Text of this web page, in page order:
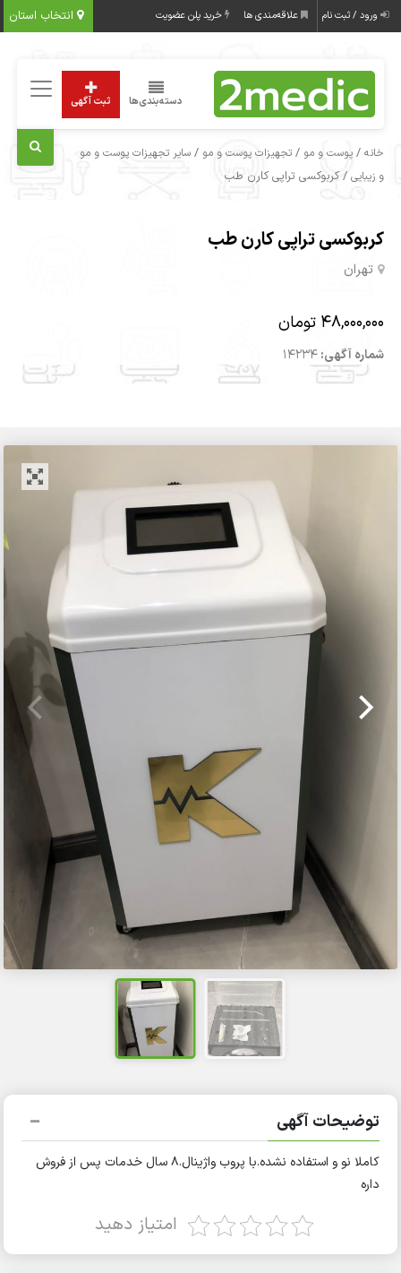
انتخاب استان ورود / ثبت نام علاقه‌مندی ها خرید پلن عضویت
دسته‌بندی‌ها ثبت آگهی
خانه /پوست و مو /تجهیزات پوست و مو /سایر تجهیزات پوست و مو
و زیبایی / کربوکسی تراپی کارن طب
کربوکسی تراپی کارن طب
تهران
48,000,000 تومان
شماره آگهی:14234
توضیحات آگهی
کاملا نو و استفاده نشده.با پروب واژینال.۸ سال خدمات پس از فروش
داره
امتیاز دهید